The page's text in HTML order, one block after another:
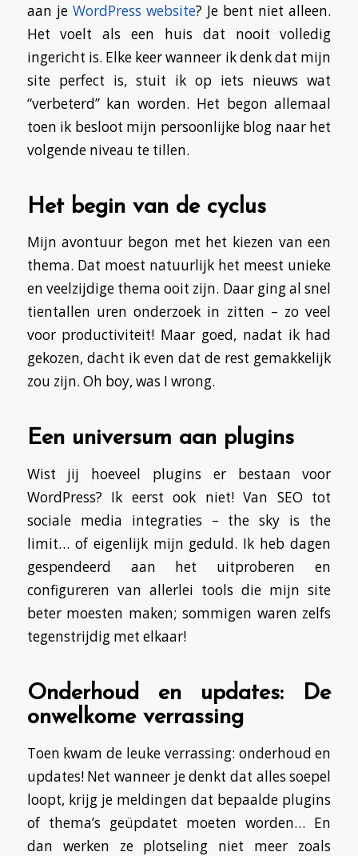
aan je WordPress website? Je bent niet alleen.
Het voelt als een huis dat nooit volledig
ingericht is. Elke keer wanneer ik denk dat mijn
site perfect is, stuit ik op iets nieuws wat
“verbeterd” kan worden. Het begon allemaal
toen ik besloot mijn persoonlijke blog naar het
volgende niveau te tillen.
Het begin van de cyclus
Mijn avontuur begon met het kiezen van een
thema. Dat moest natuurlijk het meest unieke
en veelzijdige thema ooit zijn. Daar ging al snel
tientallen uren onderzoek in zitten – zo veel
voor productiviteit! Maar goed, nadat ik had
gekozen, dacht ik even dat de rest gemakkelijk
zou zijn. Oh boy, was I wrong.
Een universum aan plugins
Wist jij hoeveel plugins er bestaan voor
WordPress? Ik eerst ook niet! Van SEO tot
sociale media integraties – the sky is the
limit… of eigenlijk mijn geduld. Ik heb dagen
gespendeerd aan het uitproberen en
configureren van allerlei tools die mijn site
beter moesten maken; sommigen waren zelfs
tegenstrijdig met elkaar!
Onderhoud en updates: De
onwelkome verrassing
Toen kwam de leuke verrassing: onderhoud en
updates! Net wanneer je denkt dat alles soepel
loopt, krijg je meldingen dat bepaalde plugins
of thema’s geüpdatet moeten worden… En
dan werken ze plotseling niet meer zoals